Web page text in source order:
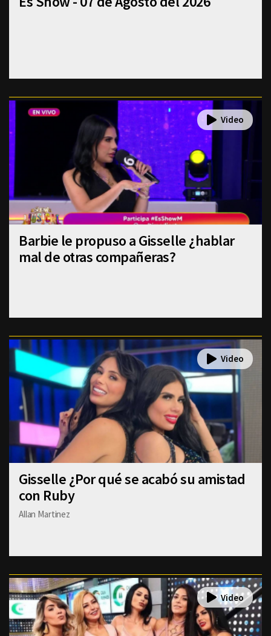
Barbie le propuso a Gisselle ¿hablar
mal de otras compañeras?
Gisselle ¿Por qué se acabó su amistad
con Ruby
Allan Martinez